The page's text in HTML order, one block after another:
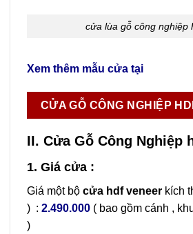
cửa lùa gỗ công nghiệp
Xem thêm mẫu cửa tại
CỬA GỖ CÔNG NGHIỆP
II. Cửa Gỗ Công Nghiệp
1. Giá cửa :
Giá một bộ cửa hdf veneer kích
) : 2.490.000 ( bao gồm cánh ,
)